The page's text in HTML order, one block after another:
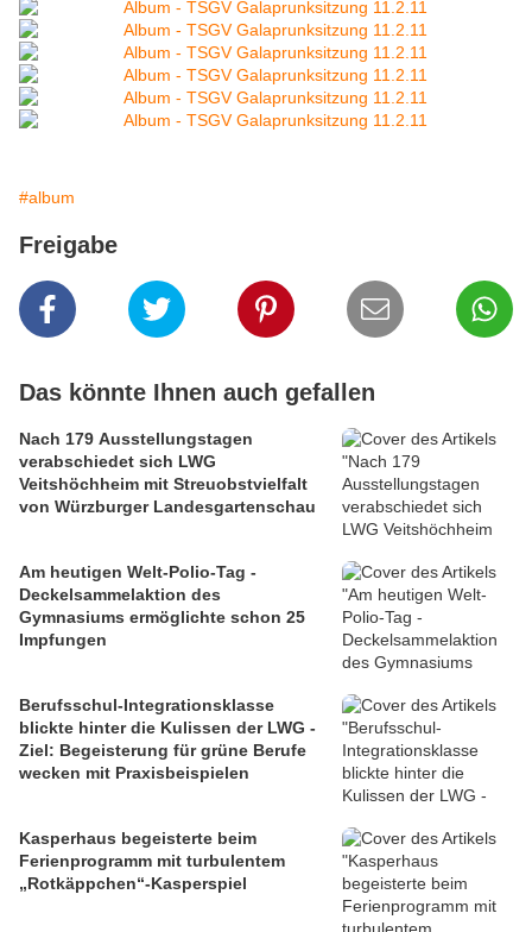
#album
Freigabe
Das könnte Ihnen auch gefallen
Nach 179 Ausstellungstagen
verabschiedet sich LWG
Veitshöchheim mit Streuobstvielfalt
von Würzburger Landesgartenschau
Am heutigen Welt-Polio-Tag -
Deckelsammelaktion des
Gymnasiums ermöglichte schon 25
Impfungen
Berufsschul-Integrationsklasse
blickte hinter die Kulissen der LWG -
Ziel: Begeisterung für grüne Berufe
wecken mit Praxisbeispielen
Kasperhaus begeisterte beim
Ferienprogramm mit turbulentem
„Rotkäppchen“-Kasperspiel